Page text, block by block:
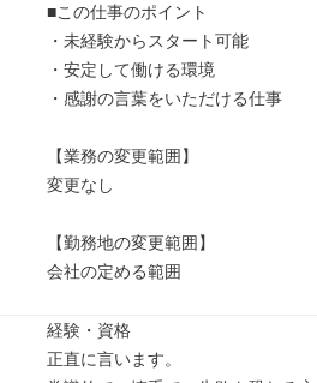
■この仕事のポイント
・未経験からスタート可能
・安定して働ける環境
・感謝の言葉をいただける仕事
【業務の変更範囲】
変更なし
【勤務地の変更範囲】
会社の定める範囲
経験・資格
正直に言います。